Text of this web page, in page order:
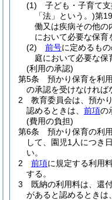
(1)
子ども・子育て
「法」という。)第
働又は疾病その他の
において必要な保育
(2)
前号に定めるも
庭において必要な保
(利用の承認)
第5条
預かり保育を利
の承認を受けなければ
2
教育委員会は、預か
認めるときは、 前項の
(費用の負担)
第6条
預かり保育の利
して、園児1人につき
い。
2
前項に規定する利用
する。
3
既納の利用料は、還
があると認めるときは